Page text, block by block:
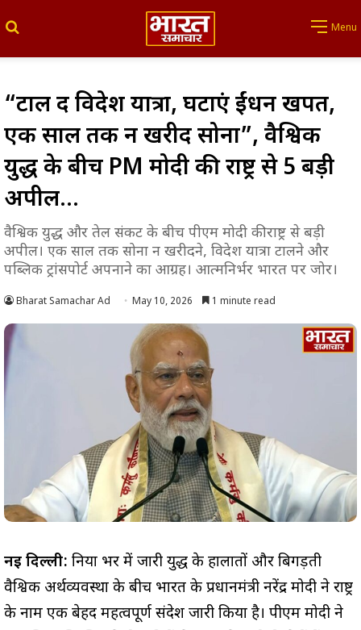
Menu
“टाल दें विदेश यात्रा, घटाएं ईंधन खपत,
एक साल तक न खरीदें सोना”, वैश्विक
युद्ध के बीच PM मोदी की राष्ट्र से 5 बड़ी
अपील…
वैश्विक युद्ध और तेल संकट के बीच पीएम मोदी की राष्ट्र से बड़ी
अपील। एक साल तक सोना न खरीदने, विदेश यात्रा टालने और
पब्लिक ट्रांसपोर्ट अपनाने का आग्रह। आत्मनिर्भर भारत पर जोर।
Bharat Samachar Ad May 10, 2026 1 minute read
नई दिल्ली: दुनिया भर में जारी युद्ध के हालातों और बिगड़ती
वैश्विक अर्थव्यवस्था के बीच भारत के प्रधानमंत्री नरेंद्र मोदी ने राष्ट्र
के नाम एक बेहद महत्वपूर्ण संदेश जारी किया है। पीएम मोदी ने